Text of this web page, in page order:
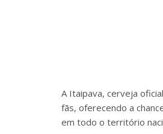
A Itaipava, cerveja
fãs, oferecendo a
em todo o território